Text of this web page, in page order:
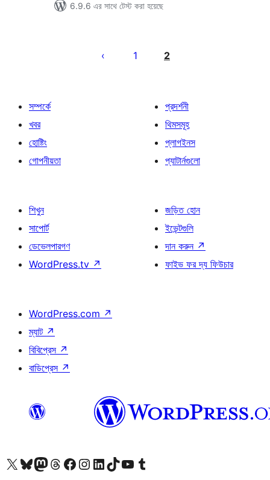
6.9.6 এর সাথে টেস্ট করা হয়েছে
1 2
সম্পর্কে
খবর
হোষ্টিং
গোপনীয়তা
প্রদর্শনী
থিমসমূহ
প্লাগইনস
প্যাটার্নগুলো
শিখুন
সাপোর্ট
ডেভেলপারগণ
WordPress.tv ↗
জড়িত হোন
ইভেন্টগুলি
দান করুন ↗
ফাইভ ফর দ্য ফিউচার
WordPress.com ↗
ম্যাট ↗
বিবিপ্রেস ↗
বাডিপ্রেস ↗
আমাদের X (আগের টুইটার) অ্যাকাউন্টে যানআমাদের Bluesky অ্যাকাউন্টটি দেখুনআমাদের মাস্টোডন অ্যাকাউন্টটি দেখুনআমাদের থ্রেডস অ্যাকাউন্টটি দেখুনআমাদের ফেসবুক পেজ দেখুনআমাদের ইন্সটাগ্রাম অ্যাকাউন্ট দেখুনআমাদের লিঙ্কডইন অ্যাকাউন্টে যানআমাদের TikTok অ্যাকাউন্টটি দেখুনআমাদের ইউটিউব চ্যানেলে যান আমাদের টাম্বলার অ্যাকাউন্ট দেখুন